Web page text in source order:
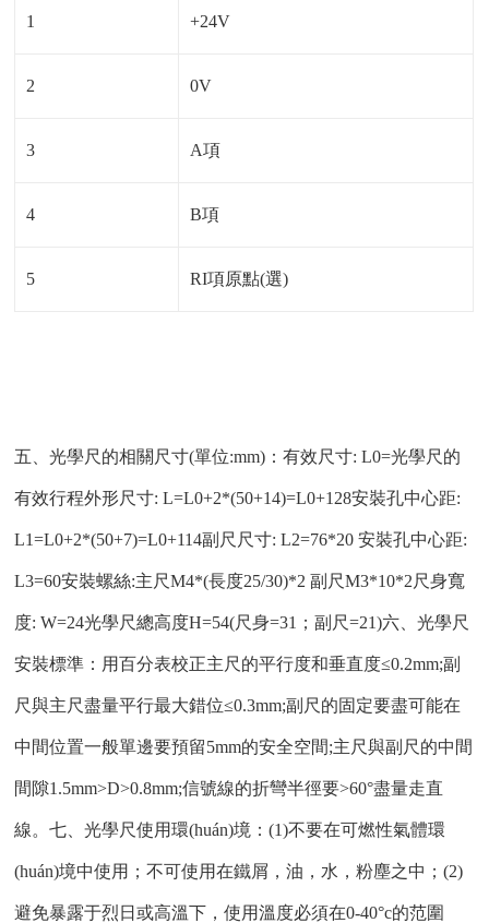
1 +24V
2 0V
3 A項
4 B項
5 RI項原點(選)
五、光學尺的相關尺寸(單位:mm)：有效尺寸: L0=光學尺的
有效行程外形尺寸: L=L0+2*(50+14)=L0+128安裝孔中心距:
L1=L0+2*(50+7)=L0+114副尺尺寸: L2=76*20 安裝孔中心距:
L3=60安裝螺絲:主尺M4*(長度25/30)*2 副尺M3*10*2尺身寬
度: W=24光學尺總高度H=54(尺身=31；副尺=21)六、光學尺
安裝標準：用百分表校正主尺的平行度和垂直度≤0.2mm;副
尺與主尺盡量平行最大錯位≤0.3mm;副尺的固定要盡可能在
中間位置一般單邊要預留5mm的安全空間;主尺與副尺的中間
間隙1.5mm>D>0.8mm;信號線的折彎半徑要>60°盡量走直
線。七、光學尺使用環(huán)境：(1)不要在可燃性氣體環
(huán)境中使用；不可使用在鐵屑，油，水，粉塵之中；(2)
避免暴露于烈日或高溫下，使用溫度必須在0-40°c的范圍